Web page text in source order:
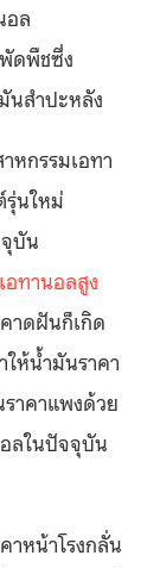
อล
ดพืชซึ่ง
นสำปะหลัง
หกรรมเอทา
นใหม่
บัน
ทานอลสูง
าดฝันก็เกิด
ให้น้ำมันราคา
าคาแพงด้วย
ลในปัจจุบัน
าหน้าโรงกลั่น